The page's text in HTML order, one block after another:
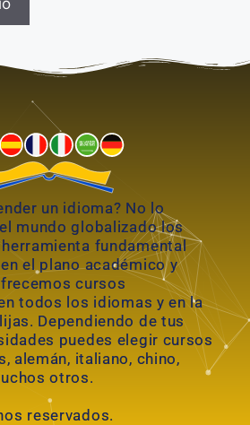
un idioma? No lo
mundo globalizado los
fundamental
el plano académico y
cursos
todos los idiomas y en la
Dependiendo de tus
puedes elegir cursos
alemán, italiano, chino,
otros.
reservados.